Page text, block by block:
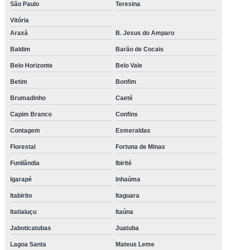
São Paulo Teresina
Vitória
Araxá
B. Jesus do Amparo
Baldim Barão de Cocais
Belo Horizonte Belo Vale
Betim Bonfim
Brumadinho Caeté
Capim Branco Confins
Contagem Esmeraldas
Florestal Fortuna de Minas
Funilândia Ibirité
Igarapé Inhaúma
Itabirito Itaguara
Itatiaiuçu Itaúna
Jaboticatubas Juatuba
Lagoa Santa Mateus Leme